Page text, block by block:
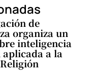
de
organiza un
inteligencia
a la